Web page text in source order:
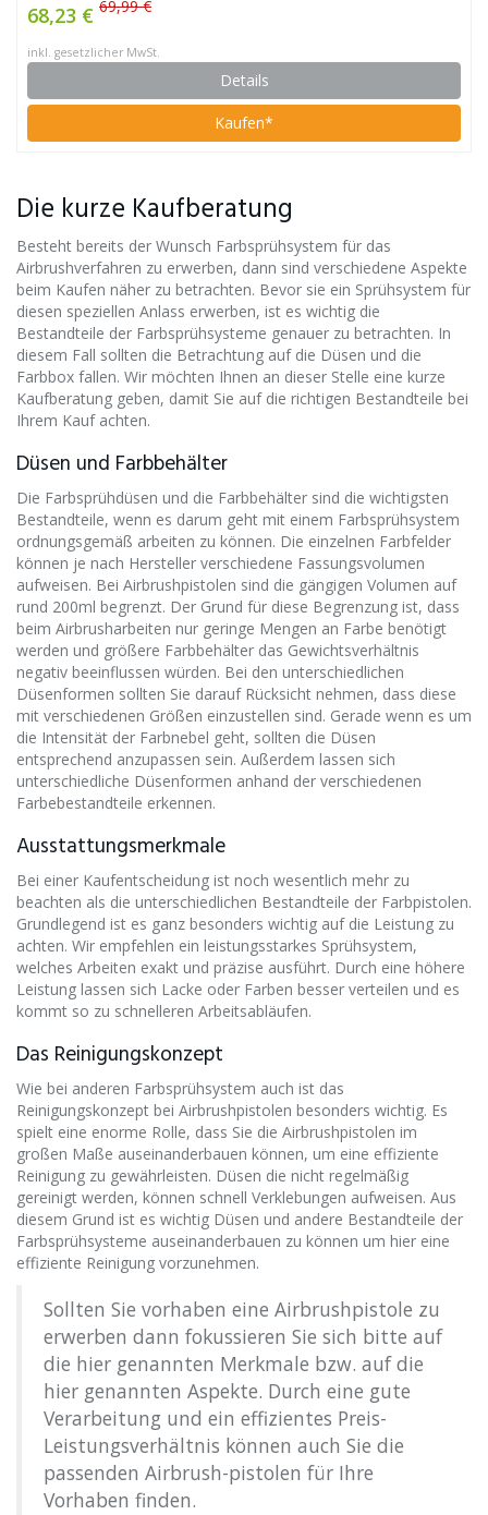
68,23 € 69,99 €
inkl. gesetzlicher MwSt.
Details
Kaufen*
Die kurze Kaufberatung
Besteht bereits der Wunsch Farbsprühsystem für das
Airbrushverfahren zu erwerben, dann sind verschiedene Aspekte
beim Kaufen näher zu betrachten. Bevor sie ein Sprühsystem für
diesen speziellen Anlass erwerben, ist es wichtig die
Bestandteile der Farbsprühsysteme genauer zu betrachten. In
diesem Fall sollten die Betrachtung auf die Düsen und die
Farbbox fallen. Wir möchten Ihnen an dieser Stelle eine kurze
Kaufberatung geben, damit Sie auf die richtigen Bestandteile bei
Ihrem Kauf achten.
Düsen und Farbbehälter
Die Farbsprühdüsen und die Farbbehälter sind die wichtigsten
Bestandteile, wenn es darum geht mit einem Farbsprühsystem
ordnungsgemäß arbeiten zu können. Die einzelnen Farbfelder
können je nach Hersteller verschiedene Fassungsvolumen
aufweisen. Bei Airbrushpistolen sind die gängigen Volumen auf
rund 200ml begrenzt. Der Grund für diese Begrenzung ist, dass
beim Airbrusharbeiten nur geringe Mengen an Farbe benötigt
werden und größere Farbbehälter das Gewichtsverhältnis
negativ beeinflussen würden. Bei den unterschiedlichen
Düsenformen sollten Sie darauf Rücksicht nehmen, dass diese
mit verschiedenen Größen einzustellen sind. Gerade wenn es um
die Intensität der Farbnebel geht, sollten die Düsen
entsprechend anzupassen sein. Außerdem lassen sich
unterschiedliche Düsenformen anhand der verschiedenen
Farbebestandteile erkennen.
Ausstattungsmerkmale
Bei einer Kaufentscheidung ist noch wesentlich mehr zu
beachten als die unterschiedlichen Bestandteile der Farbpistolen.
Grundlegend ist es ganz besonders wichtig auf die Leistung zu
achten. Wir empfehlen ein leistungsstarkes Sprühsystem,
welches Arbeiten exakt und präzise ausführt. Durch eine höhere
Leistung lassen sich Lacke oder Farben besser verteilen und es
kommt so zu schnelleren Arbeitsabläufen.
Das Reinigungskonzept
Wie bei anderen Farbsprühsystem auch ist das
Reinigungskonzept bei Airbrushpistolen besonders wichtig. Es
spielt eine enorme Rolle, dass Sie die Airbrushpistolen im
großen Maße auseinanderbauen können, um eine effiziente
Reinigung zu gewährleisten. Düsen die nicht regelmäßig
gereinigt werden, können schnell Verklebungen aufweisen. Aus
diesem Grund ist es wichtig Düsen und andere Bestandteile der
Farbsprühsysteme auseinanderbauen zu können um hier eine
effiziente Reinigung vorzunehmen.
Sollten Sie vorhaben eine Airbrushpistole zu
erwerben dann fokussieren Sie sich bitte auf
die hier genannten Merkmale bzw. auf die
hier genannten Aspekte. Durch eine gute
Verarbeitung und ein effizientes Preis-
Leistungsverhältnis können auch Sie die
passenden Airbrush-pistolen für Ihre
Vorhaben finden.